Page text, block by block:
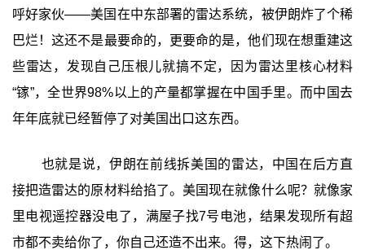
呼好家伙——美国在中东部署的雷达系统，被伊朗炸了个稀
巴烂！这还不是最要命的，更要命的是，他们现在想重建这
些雷达，发现自己压根儿就搞不定，因为雷达里核心材料
“镓”，全世界98%以上的产量都掌握在中国手里。而中国去
年年底就已经暂停了对美国出口这东西。
也就是说，伊朗在前线拆美国的雷达，中国在后方直
接把造雷达的原材料给掐了。美国现在就像什么呢？就像家
里电视遥控器没电了，满屋子找7号电池，结果发现所有超
市都不卖给你了，你自己还造不出来。得，这下热闹了。